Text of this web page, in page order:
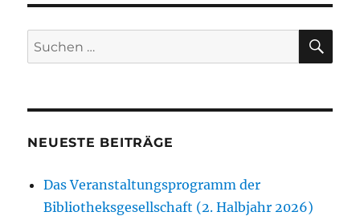
Suchen
nach:
NEUESTE BEITRÄGE
Das Veranstaltungsprogramm der
Bibliotheksgesellschaft (2. Halbjahr 2026)